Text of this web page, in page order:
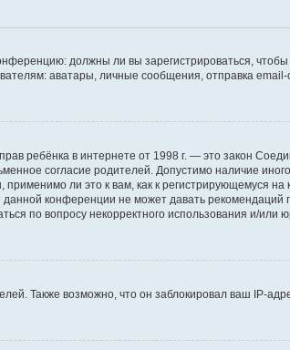
должны ли вы зарегистрироваться,
аватары, личные сообщения, отправка email-
ребёнка в интернете от 1998 г. — это закон
согласие родителей. Допустимо наличие
ли это к вам, как к регистрирующемуся
конференции не может давать
по вопросу некорректного использования и/или
Также возможно, что он заблокировал ваш IP-